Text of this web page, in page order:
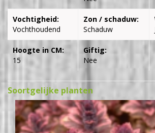
Vochtigheid:
Vochthoudend
Zon / schaduw:
Schaduw
Hoogte in CM:
15
Giftig:
Nee
Soortgelijke planten